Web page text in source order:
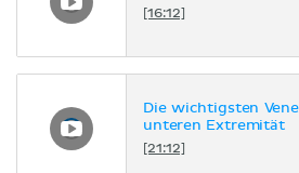
[16:12]
Die wichtigsten
unteren Extremität
[21:12]